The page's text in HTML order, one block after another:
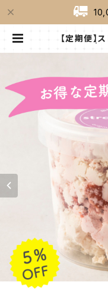
【定期便】